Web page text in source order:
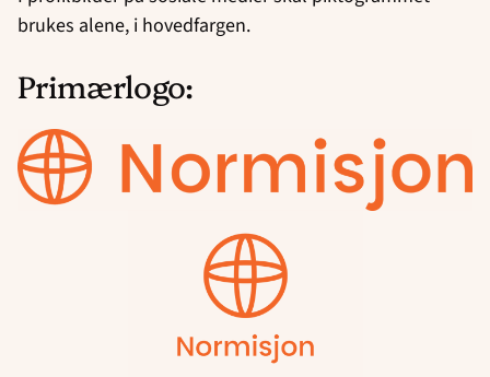
brukes alene, i hovedfargen.
Primærlogo: